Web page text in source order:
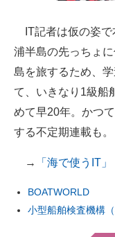
IT記者は仮の姿で
浦半島の先っちょ
島を旅するため、
て、いきなり1級船
めて早20年。かつ
する不定期連載も。
→ 「海で使うIT」
BOATWORLD
小型船舶検査機構（